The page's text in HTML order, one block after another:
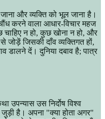
और व्यक्ति को भूल जाना है।
करने वाला आधार-विचार महज
न हो, कुछ खोना न हो, और
जिसकी दाँव व्यक्तिगत हों,
डालने दें। दुनिया दबाव है; पात्र
उपन्यास उस निर्दोष विश्व
है। अपना "क्या होता अगर"